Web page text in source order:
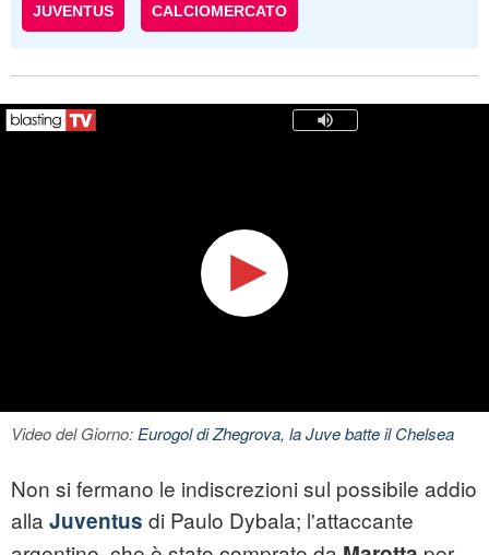
JUVENTUS CALCIOMERCATO
Video del Giorno:Eurogol di Zhegrova, la Juve batte il Chelsea
Non si fermano le indiscrezioni sul possibile addio
alla Juventus di Paulo Dybala; l'attaccante